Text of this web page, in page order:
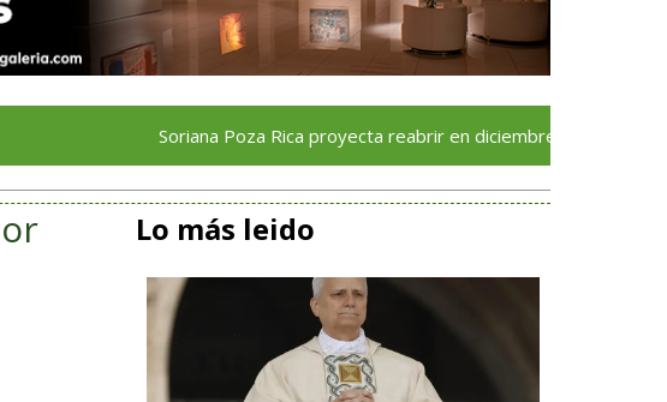
Soriana Poza Rica proyecta reabrir en diciembre tras avance del 70 %
Lo más leido